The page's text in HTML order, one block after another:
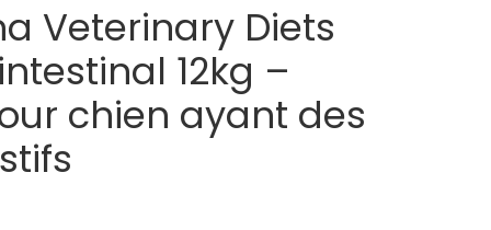
Veterinary Diets
12kg –
chien ayant des